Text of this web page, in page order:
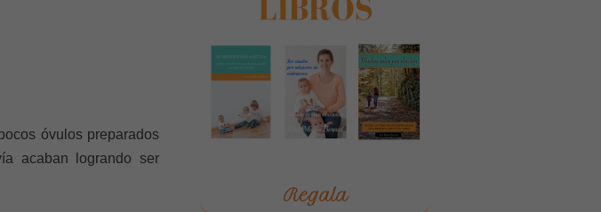
óvulos preparados
acaban logrando ser
Regala